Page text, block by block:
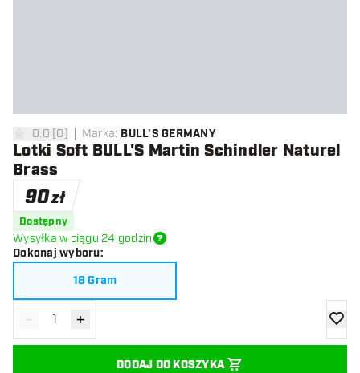
0 gwiazdki oceny
0.0 [0] Marka: BULL'S GERMANY
Lotki Soft BULL'S Martin Schindler Naturel
Brass
90zł
Dostępny
Wysyłka w ciągu 24 godzin
Dokonaj wyboru:
18 Gram
Zmniejsz ilość
- Zwiększ ilość
+
DODAJ DO KOSZYKA